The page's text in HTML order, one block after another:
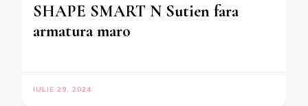
SHAPE SMART N Sutien fara
armatura maro
IULIE 29, 2024